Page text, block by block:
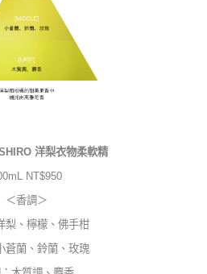
洋梨衣物柔軟精
NT$950
＜香調＞
梨、檸檬、佛手柑
蒼蘭、鈴蘭、玫瑰